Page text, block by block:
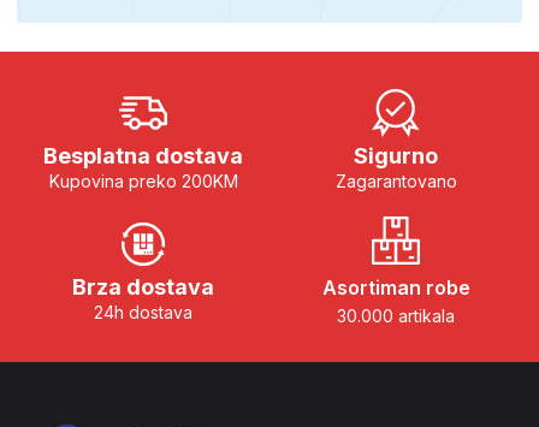
Besplatna dostava
Kupovina preko 200KM
Sigurno
Zagarantovano
Brza dostava
24h dostava
Asortiman robe
30.000 artikala